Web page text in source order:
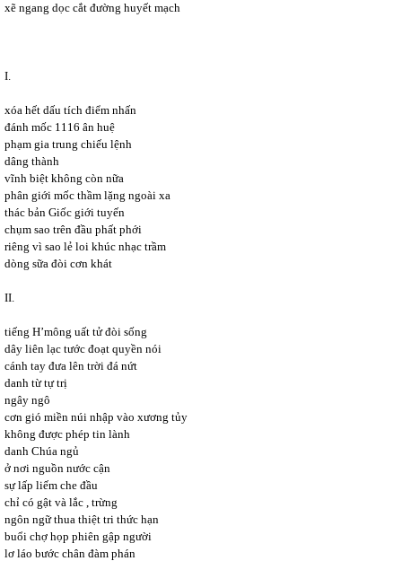
xẽ ngang dọc cắt đường huyết mạch
I.
xóa hết dấu tích điểm nhấn
đánh mốc 1116 ân huệ
phạm gia trung chiếu lệnh
dâng thành
vĩnh biệt không còn nữa
phân giới mốc thầm lặng ngoài xa
thác bản Giốc giới tuyến
chụm sao trên đầu phất phới
riêng vì sao lẻ loi khúc nhạc trầm
dòng sữa đòi cơn khát
II.
tiếng H’mông uất tử đòi sống
dây liên lạc tước đoạt quyền nói
cánh tay đưa lên trời đá nứt
danh từ tự trị
ngây ngô
cơn gió miền núi nhập vào xương tủy
không được phép tin lành
danh Chúa ngủ
ở nơi nguồn nước cận
sự lấp liếm che đầu
chỉ có gật và lắc , trừng
ngôn ngữ thua thiệt tri thức hạn
buổi chợ họp phiên gập người
lơ láo bước chân đàm phán